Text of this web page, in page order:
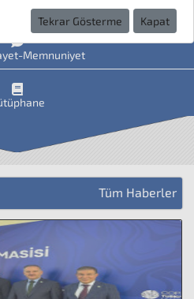
Eğitim
Memnuniyet
Tüm Haberler
Tekrar Gösterme Kapat